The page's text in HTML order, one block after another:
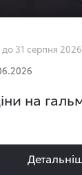
до 31 серпня
на